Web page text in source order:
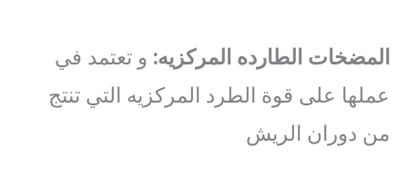
المضخات الطارده المركزيه: و تعتمد في
عملها على قوة الطرد المركزيه التي تنتج
من دوران الريش